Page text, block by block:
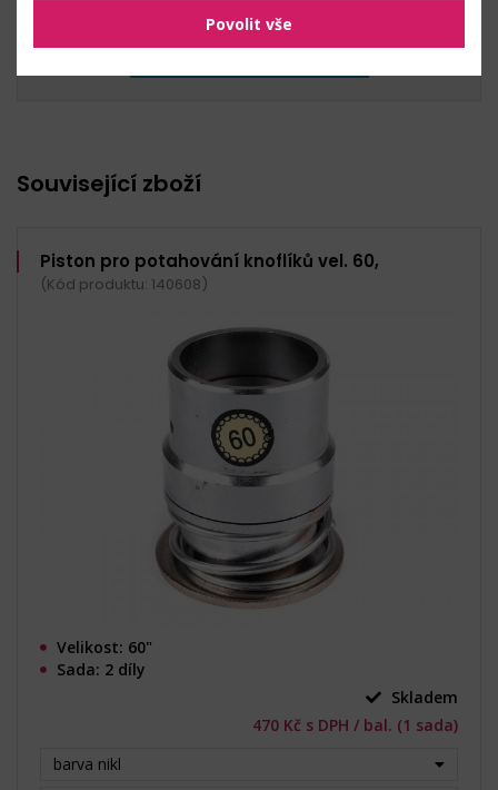
Přidat do košíku
Související zboží
Piston pro potahování knoflíků vel. 60,
(Kód produktu: 140608)
Velikost: 60"
Sada: 2 díly
Skladem
470 Kč s DPH / bal. (1 sada)
barva nikl
Povolit vše